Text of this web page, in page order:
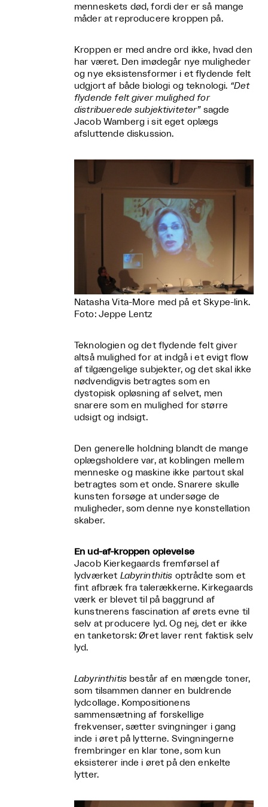
menneskets død, fordi der er så mange
måder at reproducere kroppen på.
Kroppen er med andre ord ikke, hvad den
har været. Den imødegår nye muligheder
og nye eksistensformer i et flydende felt
udgjort af både biologi og teknologi. “Det
flydende felt giver mulighed for
distribuerede subjektiviteter”sagde
Jacob Wamberg i sit eget oplægs
afsluttende diskussion.
Natasha Vita-More med på et Skype-link.
Foto: Jeppe Lentz
Teknologien og det flydende felt giver
altså mulighed for at indgå i et evigt flow
af tilgængelige subjekter, og det skal ikke
nødvendigvis betragtes som en
dystopisk opløsning af selvet, men
snarere som en mulighed for større
udsigt og indsigt.
Den generelle holdning blandt de mange
oplægsholdere var, at koblingen mellem
menneske og maskine ikke partout skal
betragtes som et onde. Snarere skulle
kunsten forsøge at undersøge de
muligheder, som denne nye konstellation
skaber.
En ud-af-kroppen oplevelse
Jacob Kierkegaards fremførsel af
lydværket Labyrinthitis optrådte som et
fint afbræk fra talerækkerne. Kirkegaards
værk er blevet til på baggrund af
kunstnerens fascination af ørets evne til
selv at producere lyd. Og nej, det er ikke
en tanketorsk: Øret laver rent faktisk selv
lyd.
Labyrinthitisbestår af en mængde toner,
som tilsammen danner en buldrende
lydcollage. Kompositionens
sammensætning af forskellige
frekvenser, sætter svingninger i gang
inde i øret på lytterne. Svingningerne
frembringer en klar tone, som kun
eksisterer inde i øret på den enkelte
lytter.